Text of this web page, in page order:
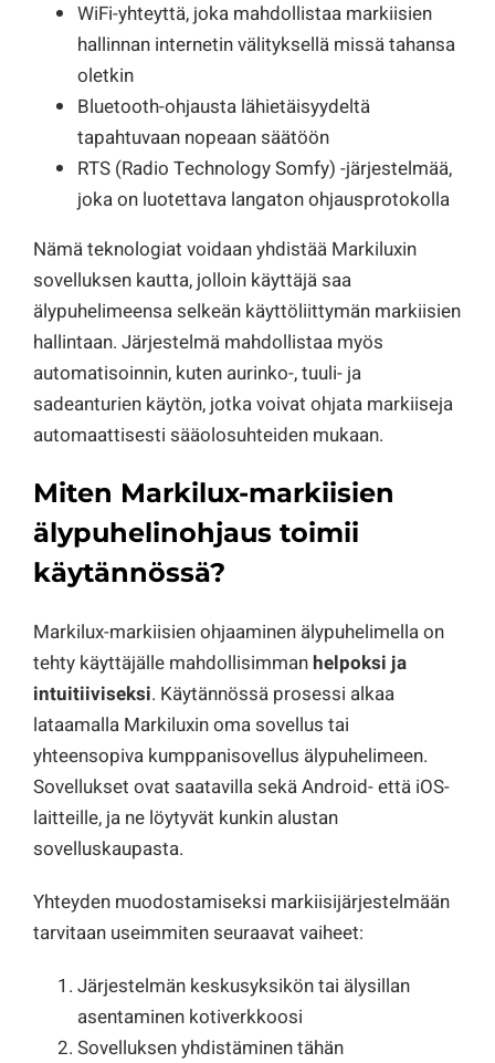
WiFi-yhteyttä, joka mahdollistaa markiisien
hallinnan internetin välityksellä missä tahansa
oletkin
Bluetooth-ohjausta lähietäisyydeltä
tapahtuvaan nopeaan säätöön
RTS (Radio Technology Somfy) -järjestelmää,
joka on luotettava langaton ohjausprotokolla
Nämä teknologiat voidaan yhdistää Markiluxin
sovelluksen kautta, jolloin käyttäjä saa
älypuhelimeensa selkeän käyttöliittymän markiisien
hallintaan. Järjestelmä mahdollistaa myös
automatisoinnin, kuten aurinko-, tuuli- ja
sadeanturien käytön, jotka voivat ohjata markiiseja
automaattisesti sääolosuhteiden mukaan.
Miten Markilux-markiisien
älypuhelinohjaus toimii
käytännössä?
Markilux-markiisien ohjaaminen älypuhelimella on
tehty käyttäjälle mahdollisimmanhelpoksi ja
intuitiiviseksi. Käytännössä prosessi alkaa
lataamalla Markiluxin oma sovellus tai
yhteensopiva kumppanisovellus älypuhelimeen.
Sovellukset ovat saatavilla sekä Android- että iOS-
laitteille, ja ne löytyvät kunkin alustan
sovelluskaupasta.
Yhteyden muodostamiseksi markiisijärjestelmään
tarvitaan useimmiten seuraavat vaiheet:
Järjestelmän keskusyksikön tai älysillan
asentaminen kotiverkkoosi
Sovelluksen yhdistäminen tähän